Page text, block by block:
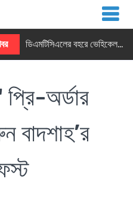
ডিএমটিসিএলের বহরে ভেহিকেল টেলিমেটিকস সিস্টেম বাস্তবায়ন করবে কারকোপোলো
অর্ডার